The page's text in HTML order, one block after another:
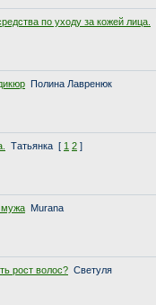
по уходу за кожей лица.
Полина Лавренюк
Татьянка [ 1 2 ]
мужа Murana
рост волос? Светуля